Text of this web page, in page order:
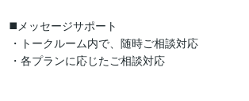
◼️メッセージサポート
・トークルーム内で、随時ご相談対応
・各プランに応じたご相談対応